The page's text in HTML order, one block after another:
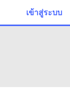
เข้าสู่ระบบ